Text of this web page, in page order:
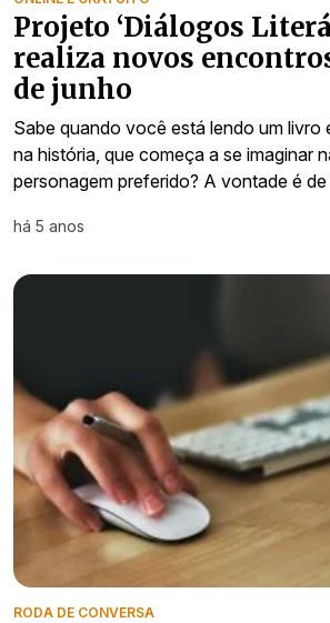
Projeto ‘Diálogos
realiza novos
de junho
Sabe quando você está lendo um livro
na história, que começa a se imaginar
personagem preferido? A vontade é
há 5 anos
RODA DE CONVERSA